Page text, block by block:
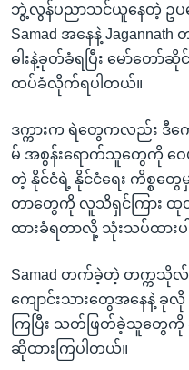
ကျော်
ဘွဲ့လွန်ပညာသင်ယူနေတဲ့ ဥပဒေ
Samad အနေနဲ့
ဓါးနဲ့ခုတ်ခံရပြီး မော်တ
ထပ်ခံလိုက်ရပါတယ်။
ဒက္ကားက ရဲတွေကလည်း ဒီကျ
မ် အစွန်းရောက်သူတွေကို ဝေဖ
တဲ့ နိုင်ငံရဲ့ နိုင်ငံရေး ကိစ္စတွ
တာတွေကို လူသိရှင်ကြား ထု
ထားခံရတာလို့ သုံးသပ်ထား
Samad တက်ခဲ့တဲ့ တက္ကသို
ကျောင်းသားတွေအနေနဲ့ ခု
ကြပြီး သတ်ဖြတ်ခဲ့သူတွေကို
ဆိုထားကြပါတယ်။